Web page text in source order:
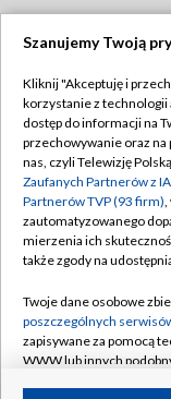
Abonament TVP
Emisja w TVP
Centrum
Naziemna
Rada
System NOS
Informacje o
Szanujemy Twoją
Kliknij "Akceptuję i
korzystanie z technologii
dostęp do informacji na
przechowywanie oraz
nas, czyli Telewizję
Zaufanych Partnerów z
Partnerów TVP (93 firm),
zautomatyzowanego
mierzenia ich
także zgody na
Twoje dane osobowe
poszczególnych
zapisywane za pomocą
WWW lub innych